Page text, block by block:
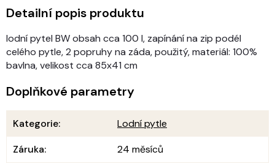
Detailní popis produktu
lodní pytel BW obsah cca 100 l, zapínání na zip podél
celého pytle, 2 popruhy na záda, použitý, materiál: 100%
bavlna, velikost cca 85x41 cm
Doplňkové parametry
Kategorie:
Lodní pytle
Záruka:
24 měsíců